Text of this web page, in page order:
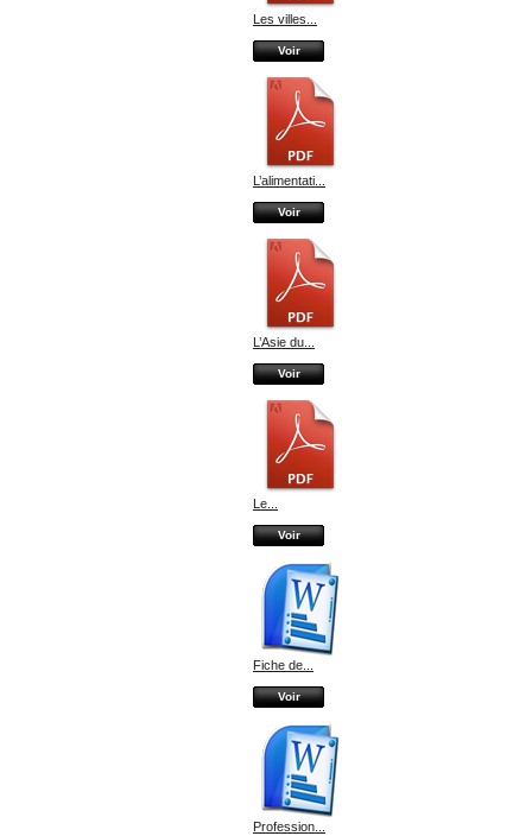
Les villes...
Voir
L’alimentati...
Voir
L’Asie du...
Voir
Le...
Voir
Fiche de...
Voir
Profession...